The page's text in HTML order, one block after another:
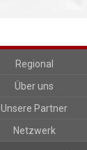
Regional
Über uns
Unsere Partner
Netzwerk